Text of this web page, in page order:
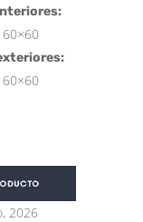
2026